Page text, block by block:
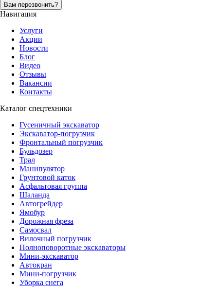
Вам перезвонить?
Навигация
Услуги
Акции
Новости
Блог
Видео
Отзывы
Вакансии
Контакты
Каталог спецтехники
Гусеничный экскаватор
Экскаватор-погрузчик
Фронтальный погрузчик
Бульдозер
Трал
Манипулятор
Грунтовой каток
Асфальтовая группа
Шаланда
Автогрейдер
Ямобур
Дорожная фреза
Самосвал
Вилочный погрузчик
Полноповоротные экскаваторы
Мини-экскаватор
Автокран
Мини-погрузчик
Уборка снега